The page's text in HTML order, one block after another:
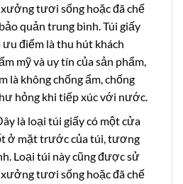
tươi sống hoặc đã chế
quản trung bình. Túi giấy
điểm là thu hút khách
mỹ và uy tín của sản phẩm,
là không chống ẩm, chống
hỏng khi tiếp xúc với nước.
là loại túi giấy có một cửa
ở mặt trước của túi, tương
Loại túi này cũng được sử
tươi sống hoặc đã chế